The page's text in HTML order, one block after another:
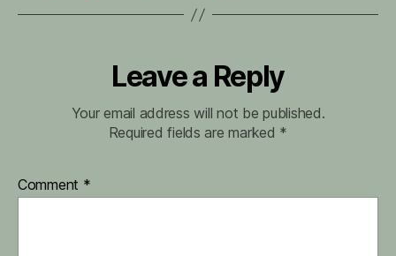
Leave a Reply
Your email address will not be published.
Required fields are marked *
Comment *